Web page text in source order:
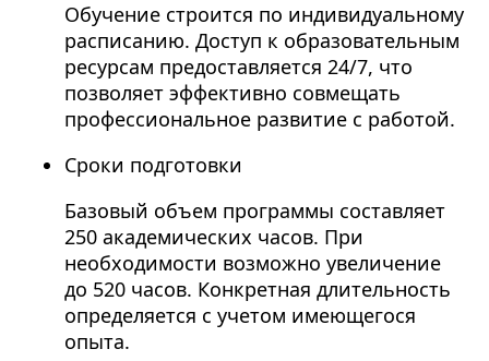
Обучение строится по индивидуальному
расписанию. Доступ к образовательным
ресурсам предоставляется 24/7, что
позволяет эффективно совмещать
профессиональное развитие с работой.
Сроки подготовки
Базовый объем программы составляет
250 академических часов. При
необходимости возможно увеличение
до 520 часов. Конкретная длительность
определяется с учетом имеющегося
опыта.